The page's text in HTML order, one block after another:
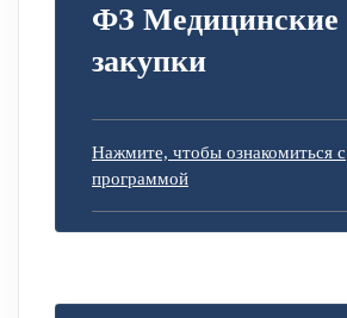
ФЗ Медицинские
закупки
Нажмите, чтобы ознакомиться с
программой